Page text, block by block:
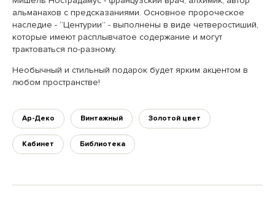
альманахов с предсказаниями. Основное пророческое
наследие - “Центурии” - выполнены в виде четверостиший,
которые имеют расплывчатое содержание и могут
трактоваться по-разному.
Необычный и стильный подарок будет ярким акцентом в
любом пространстве!
Ар-Деко Винтажный Золотой цвет
Кабинет Библиотека